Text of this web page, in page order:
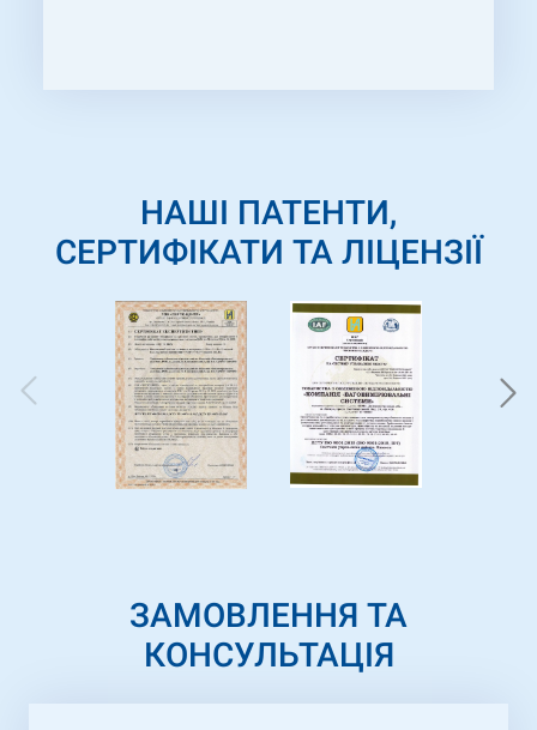
НАШІ ПАТЕНТИ,
СЕРТИФІКАТИ ТА ЛІЦЕНЗІЇ
ЗАМОВЛЕННЯ ТА
КОНСУЛЬТАЦІЯ